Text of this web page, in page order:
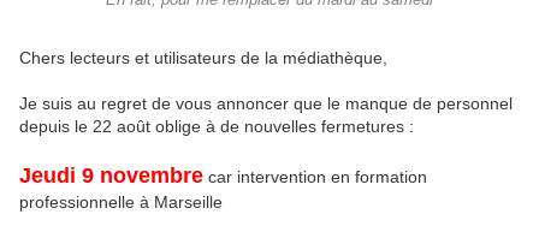
Chers lecteurs et utilisateurs de la médiathèque,
Je suis au regret de vous annoncer que le manque de personnel
depuis le 22 août oblige à de nouvelles fermetures :
Jeudi 9 novembre car intervention en formation
professionnelle à Marseille